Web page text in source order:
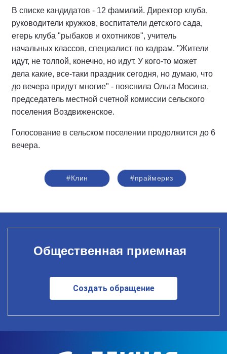
В списке кандидатов - 12 фамилий. Директор клуба,
руководители кружков, воспитатели детского сада,
егерь клуба "рыбаков и охотников", учитель
начальных классов, специалист по кадрам. "Жители
идут, не толпой, конечно, но идут. У кого-то может
дела какие, все-таки праздник сегодня, но думаю, что
до вечера придут многие" - пояснила Ольга Мосина,
председатель местной счетной комиссии сельского
поселения Воздвиженское.
Голосование в сельском поселении продолжится до 6
вечера.
#Клин #праймериз
Общественная приемная
Создать обращение